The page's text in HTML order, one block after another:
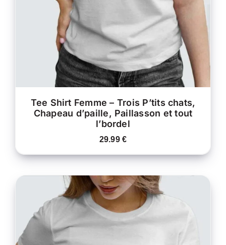
LES
OPTIONS
PEUVENT
CHOISIES
LA
PAGE
DU
Tee Shirt Femme – Trois P’tits chats,
Chapeau d’paille, Paillasson et tout
l’bordel
29.99€